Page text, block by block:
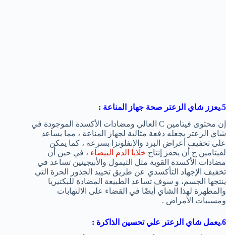
5.يعزز شاي الزعتر صحة جهاز المناعة :
إن محتوى فيتامين C العالي ومضادات الأكسدة الموجودة في
شاي الزعتر يجعله دفعة مثالية لجهاز المناعة ، مما يساعد
على تخفيف أعراض البرد والإنفلونزا بسرعة ، كما يمكن
لفيتامين ج أن يحفز إنتاج خلايا الدم البيضاء ، في حين أن
مضادات الأكسدة القوية مثل الثيمول والأبيجينين تساعد في
تخفيف الإجهاد التأكسدي عن طريق تحييد الجذور الحرة التي
ينتجها الجسم، و سوف تساعد الطبيعة المضادة للبكتيريا
والمطهرة لهذا الشاي أيضًا في القضاء على الالتهابات
ومسببات الأمراض .
6.يعمل شاي الزعتر علي تحسين الذاكرة :